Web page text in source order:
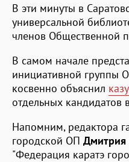
В эти минуты в
универсальной
членов Общественной
В самом начале
инициативной группы
косвенно объяснил
отдельных кандидатов
Напомним, редактора
городской ОП Дмитрия
"Федерация каратэ